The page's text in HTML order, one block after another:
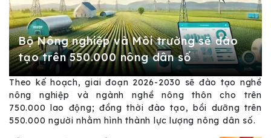
Bộ Nông nghiệp và Môi trường sẽ đào
tạo trên 550.000 nông dân số
Theo kế hoạch, giai đoạn 2026-2030 sẽ đào tạo nghề
nông nghiệp và ngành nghề nông thôn cho trên
750.000 lao động; đồng thời đào tạo, bồi dưỡng trên
550.000 người nhằm hình thành lực lượng nông dân số.